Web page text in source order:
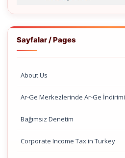
Sayfalar / Pages
About Us
Ar-Ge Merkezlerinde Ar-Ge İndirimi
Bağımsız Denetim
Corporate Income Tax in Turkey